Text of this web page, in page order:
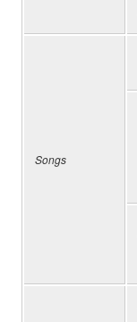
Songs